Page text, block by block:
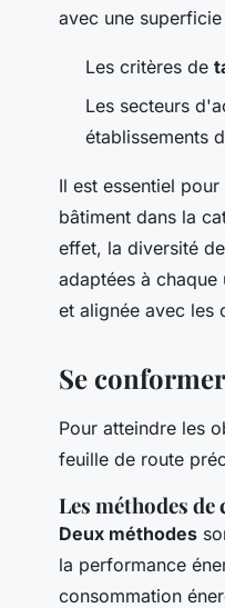
avec une
Les critères de
Les secteurs
établissements
Il est essentiel
bâtiment dans la
effet, la diversité
adaptées à
et alignée avec les
Se
Pour atteindre les
feuille de route
Les méthodes
Deux méthodes
la performance
consommation